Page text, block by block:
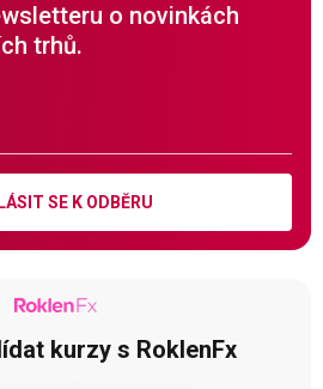
o novinkách
trhů.
SE K ODBĚRU
kurzy s RoklenFx